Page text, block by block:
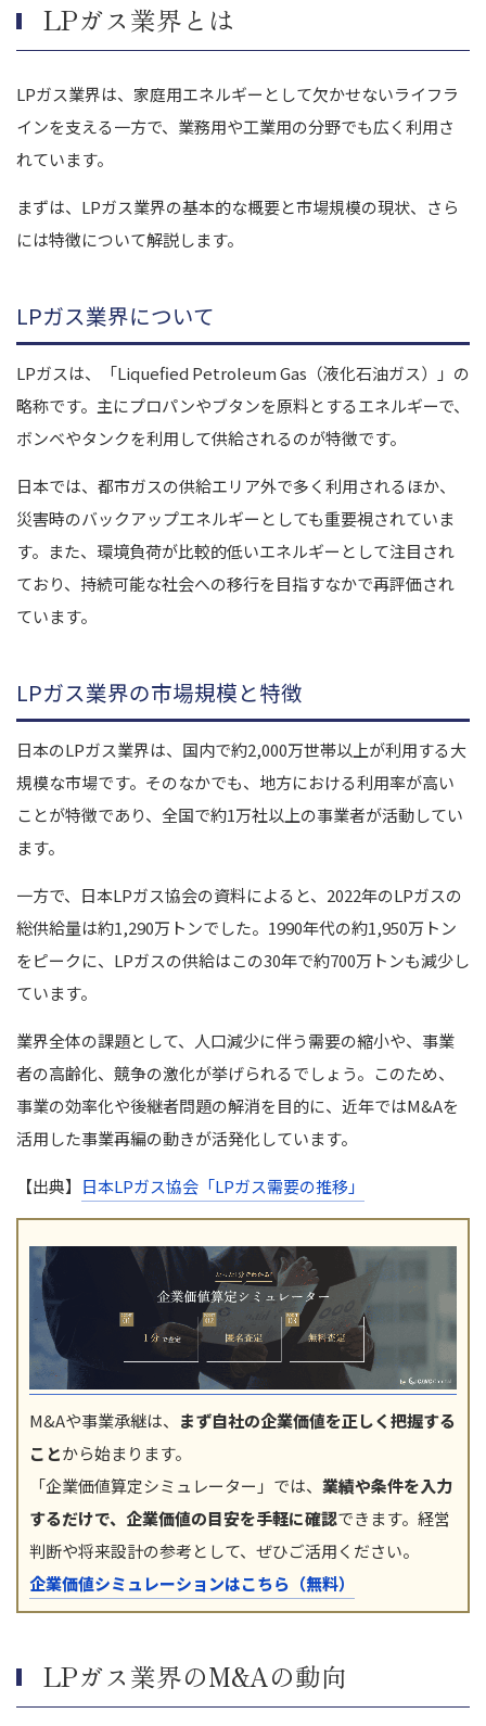
LPガス業界とは
LPガス業界は、家庭用エネルギーとして欠かせないライフラ
インを支える一方で、業務用や工業用の分野でも広く利用さ
れています。
まずは、LPガス業界の基本的な概要と市場規模の現状、さら
には特徴について解説します。
LPガス業界について
LPガスは、「Liquefied Petroleum Gas（液化石油ガス）」の
略称です。主にプロパンやブタンを原料とするエネルギーで、
ボンベやタンクを利用して供給されるのが特徴です。
日本では、都市ガスの供給エリア外で多く利用されるほか、
災害時のバックアップエネルギーとしても重要視されていま
す。また、環境負荷が比較的低いエネルギーとして注目され
ており、持続可能な社会への移行を目指すなかで再評価され
ています。
LPガス業界の市場規模と特徴
日本のLPガス業界は、国内で約2,000万世帯以上が利用する大
規模な市場です。そのなかでも、地方における利用率が高い
ことが特徴であり、全国で約1万社以上の事業者が活動してい
ます。
一方で、日本LPガス協会の資料によると、2022年のLPガスの
総供給量は約1,290万トンでした。1990年代の約1,950万トン
をピークに、LPガスの供給はこの30年で約700万トンも減少し
ています。
業界全体の課題として、人口減少に伴う需要の縮小や、事業
者の高齢化、競争の激化が挙げられるでしょう。このため、
事業の効率化や後継者問題の解消を目的に、近年ではM&Aを
活用した事業再編の動きが活発化しています。
【出典】 日本LPガス協会「LPガス需要の推移」
M&Aや事業承継は、 まず自社の企業価値を正しく把握する
ことから始まります。
「企業価値算定シミュレーター」では、 業績や条件を入力
するだけで、企業価値の目安を手軽に確認できます。経営
判断や将来設計の参考として、ぜひご活用ください。
企業価値シミュレーションはこちら（無料）
LPガス業界のM&Aの動向